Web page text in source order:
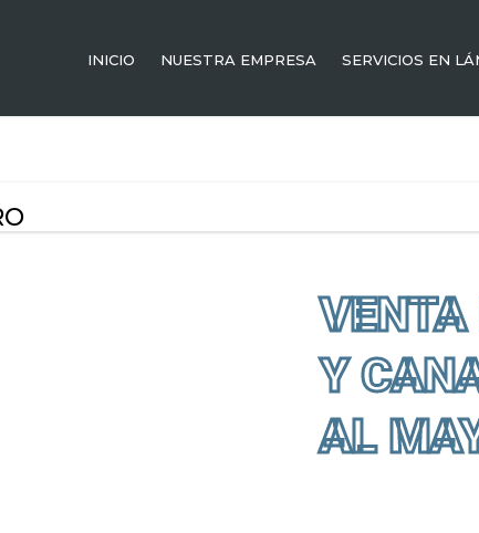
INICIO NUESTRA EMPRESA SERVICIOS EN
VENTA
Y
AL